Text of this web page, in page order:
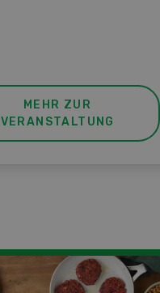
MEHR ZUR
VERANSTALTUNG